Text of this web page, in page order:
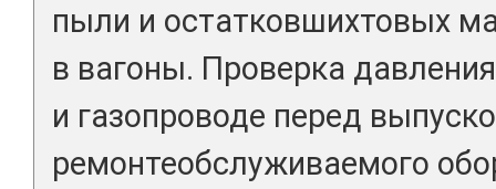
пыли и остатковшихтовых
в вагоны. Проверка
и газопроводе перед
ремонтеобслуживаемого